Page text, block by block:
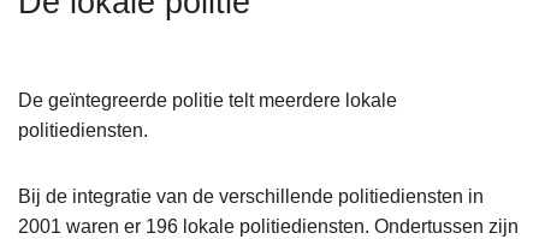
De geïntegreerde politie telt meerdere lokale
politiediensten.
Bij de integratie van de verschillende politiediensten in
2001 waren er 196 lokale politiediensten. Ondertussen zijn